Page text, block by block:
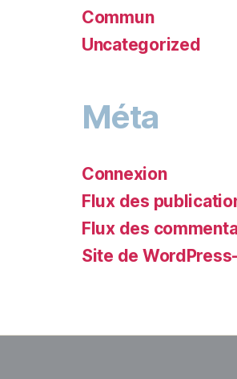
Commun
Uncategorized
Méta
Connexion
Flux des
Flux des
Site de